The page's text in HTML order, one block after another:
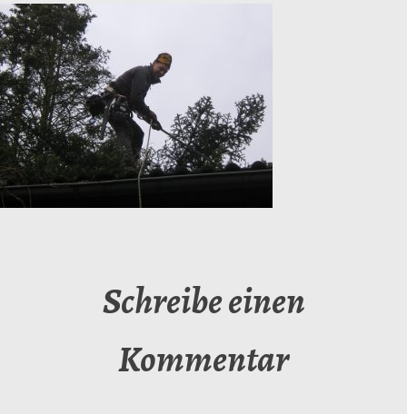
Schreibe einen
Kommentar